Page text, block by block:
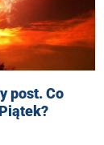
post. Co